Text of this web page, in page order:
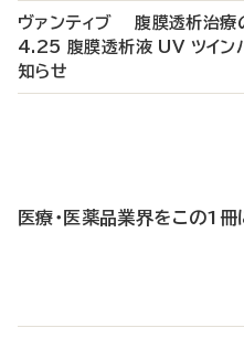
ヴァンティブ 腹膜透析治療
4.25 腹膜透析液 UV ツイン
知らせ
医療・医薬品業界をこの1冊